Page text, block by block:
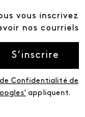
vous inscrivez
nos courriels
S’inscrire
de Confidentialité de
appliquent.